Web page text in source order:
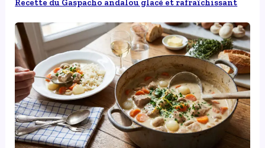
Recette du Gaspacho andalou glacé et rafraîchissant